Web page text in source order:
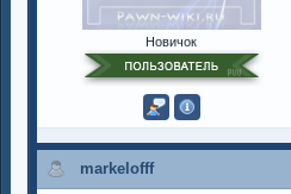
Новичок
markelofff